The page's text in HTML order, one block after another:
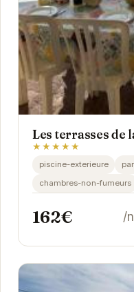
Les terrasses de
★★★★★
piscine-exterieure
chambres-non-fumeurs
162€ /